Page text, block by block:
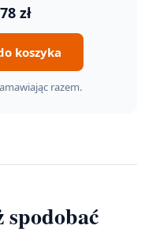
zł
koszyka
razem.
spodobać